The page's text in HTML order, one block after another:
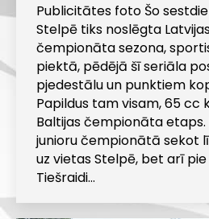
Publicitātes foto Šo
Stelpē tiks noslēgta
čempionāta sezona,
piektā, pēdējā šī seriāla
pjedestālu un punktiem
Papildus tam visam, 65 cc
Baltijas čempionāta
junioru čempionātā sekot
uz vietas Stelpē, bet arī
Tiešraidi…